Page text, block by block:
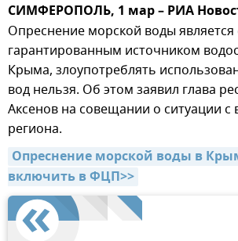
СИМФЕРОПОЛЬ, 1 мар – РИА
Опреснение морской воды
гарантированным источником
Крыма, злоупотреблять
вод нельзя. Об этом заявил глава
Аксенов на совещании о ситуации
региона.
Опреснение морской воды в
включить в ФЦП>>